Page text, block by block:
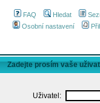
FAQ Hledat
Osobní nastavení
Zadejte prosím vaše
Uživatel: